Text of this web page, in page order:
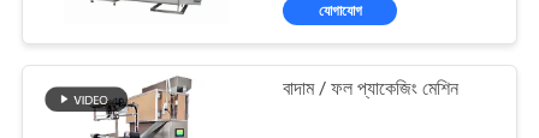
যোগাযোগ
বাদাম / ফল প্যাকেজিং মেশিন